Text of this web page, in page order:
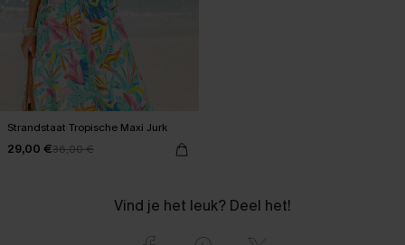
Strandstaat Tropische Maxi Jurk
29,00 €36,00 €
Vind je het leuk? Deel het!